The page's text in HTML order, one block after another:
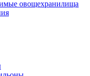
овощехранилища